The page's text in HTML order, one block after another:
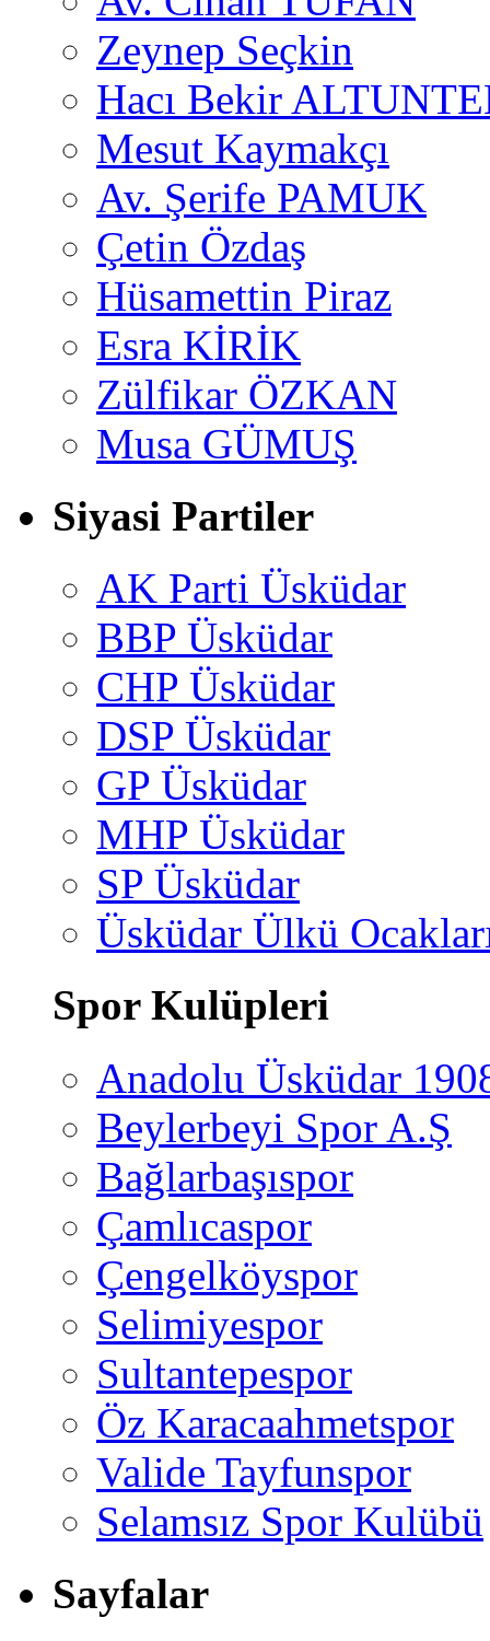
Zeynep Seçkin
Hacı Bekir
Mesut Kaymakçı
Av. Şerife PAMUK
Çetin Özdaş
Hüsamettin Piraz
Esra KİRİK
Zülfikar ÖZKAN
Musa GÜMUŞ
Siyasi Partiler
AK Parti Üsküdar
BBP Üsküdar
CHP Üsküdar
DSP Üsküdar
GP Üsküdar
MHP Üsküdar
SP Üsküdar
Üsküdar Ülkü
Spor Kulüpleri
Anadolu Üsküdar
Beylerbeyi Spor A.Ş
Bağlarbaşıspor
Çamlıcaspor
Çengelköyspor
Selimiyespor
Sultantepespor
Öz Karacaahmetspor
Valide Tayfunspor
Selamsız Spor Kulübü
Sayfalar